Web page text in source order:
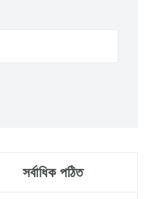
সর্বাধিক পঠিত